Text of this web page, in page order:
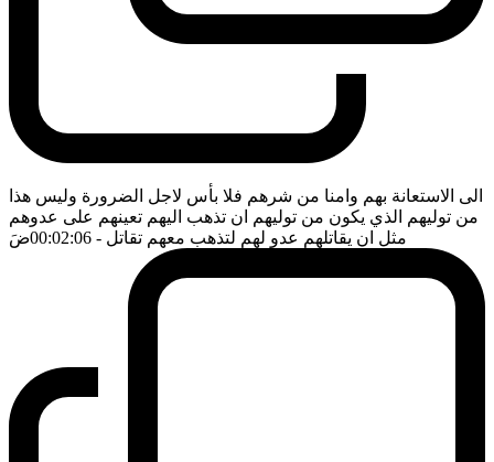
الى الاستعانة بهم وامنا من شرهم فلا بأس لاجل الضرورة وليس هذا
من توليهم الذي يكون من توليهم ان تذهب اليهم تعينهم على عدوهم
مثل ان يقاتلهم عدو لهم لتذهب معهم تقاتل - 00:02:06 ضَ